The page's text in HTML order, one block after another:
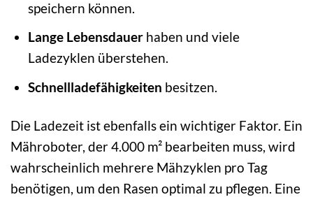
speichern können.
Lange Lebensdauerhaben und viele
Ladezyklen überstehen.
Schnellladefähigkeiten besitzen.
Die Ladezeit ist ebenfalls ein wichtiger Faktor. Ein
Mähroboter, der 4.000 m² bearbeiten muss, wird
wahrscheinlich mehrere Mähzyklen pro Tag
benötigen, um den Rasen optimal zu pflegen. Eine